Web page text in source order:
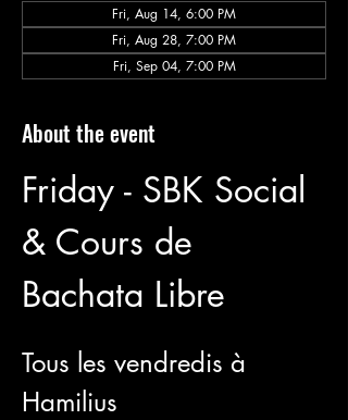
Fri, Aug 14, 6:00 PM
Fri, Aug 28, 7:00 PM
Fri, Sep 04, 7:00 PM
About the event
Friday - SBK Social
& Cours de
Bachata Libre
Tous les vendredis à
Hamilius